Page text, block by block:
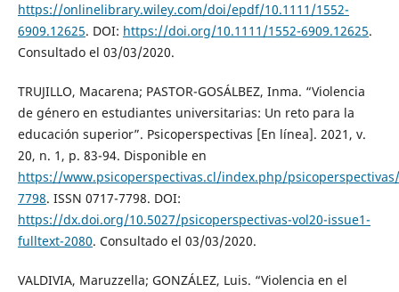
https://onlinelibrary.wiley.com/doi/epdf/10.1111/1552-
6909.12625. DOI: https://doi.org/10.1111/1552-6909.12625.
Consultado el 03/03/2020.
TRUJILLO, Macarena; PASTOR-GOSÁLBEZ, Inma. “Violencia
de género en estudiantes universitarias: Un reto para la
educación superior”. Psicoperspectivas [En línea]. 2021, v.
20, n. 1, p. 83-94. Disponible en
https://www.psicoperspectivas.cl/index.php/
7798. ISSN 0717-7798. DOI:
https://dx.doi.org/10.5027/psicoperspectivas-vol20-issue1-
fulltext-2080. Consultado el 03/03/2020.
VALDIVIA, Maruzzella; GONZÁLEZ, Luis. “Violencia en el